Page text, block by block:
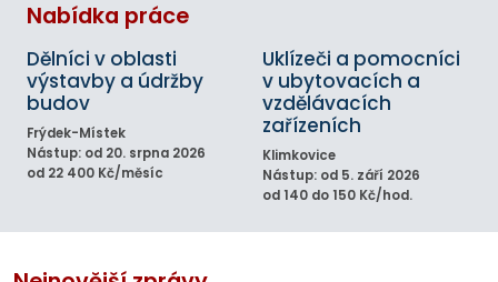
Nabídka práce
Dělníci v oblasti
výstavby a údržby
budov
Frýdek-Místek
Nástup: od 20. srpna 2026
od 22 400 Kč/měsíc
Uklízeči a pomocníci
v ubytovacích a
vzdělávacích
zařízeních
Klimkovice
Nástup: od 5. září 2026
od 140 do 150 Kč/hod.